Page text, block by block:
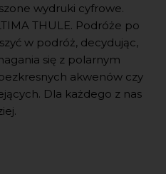
wydruki cyfrowe.
THULE. Podróże po
w podróż, decydując,
się z polarnym
akwenów czy
Dla każdego z nas